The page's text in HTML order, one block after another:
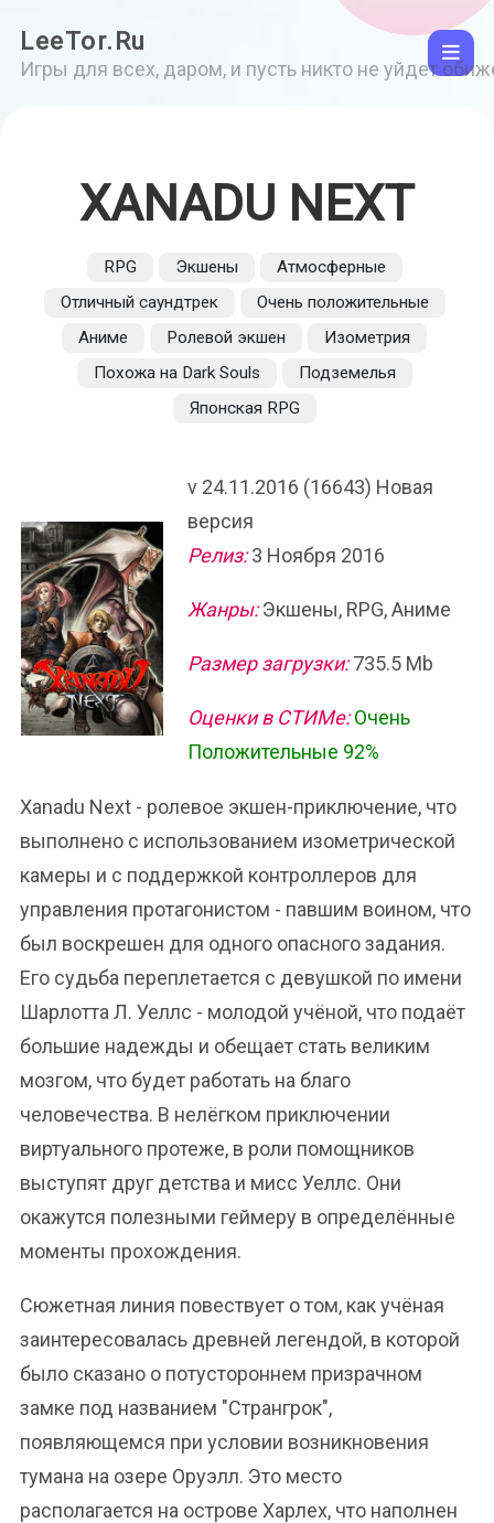
LeeTor.Ru
Игры для всех, даром, и пусть никто не уйдет
XANADU NEXT
RPG Экшены
Атмосферные
Отличный саундтрек
Очень положительные
Аниме
Ролевой экшен
Изометрия
Похожа на Dark Souls
Подземелья
Японская RPG
v 24.11.2016 (16643) Новая
версия
Релиз:3 Ноября 2016
Жанры:Экшены, RPG, Аниме
Размер загрузки:735.5 Mb
Оценки в СТИМе: Очень
Положительные 92%
Xanadu Next - ролевое экшен-приключение, что
выполнено с использованием изометрической
камеры и с поддержкой контроллеров для
управления протагонистом - павшим воином, что
был воскрешен для одного опасного задания.
Его судьба переплетается с девушкой по имени
Шарлотта Л. Уеллс - молодой учёной, что подаёт
большие надежды и обещает стать великим
мозгом, что будет работать на благо
человечества. В нелёгком приключении
виртуального протеже, в роли помощников
выступят друг детства и мисс Уеллс. Они
окажутся полезными геймеру в определённые
моменты прохождения.
Сюжетная линия повествует о том, как учёная
заинтересовалась древней легендой, в которой
было сказано о потустороннем призрачном
замке под названием "Странгрок",
появляющемся при условии возникновения
тумана на озере Оруэлл. Это место
располагается на острове Харлех, что наполнен